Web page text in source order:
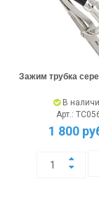
Зажим трубка
В
Арт.:
1 800